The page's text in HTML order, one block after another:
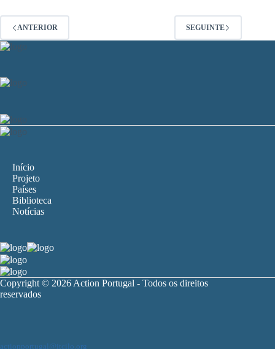
ANTERIOR SEGUINTE
Início
Projeto
Países
Biblioteca
Notícias
Copyright © 2026 Action Portugal - Todos os direitos
reservados
actionportugal@itcilo.org